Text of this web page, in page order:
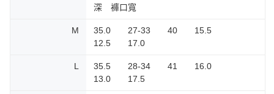
深 褲口寬
M
35.0 27-33 40 15.5
12.5 17.0
L
35.5 28-34 41 16.0
13.0 17.5